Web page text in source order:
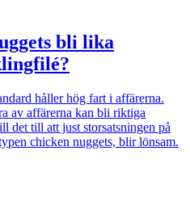
bli lika
håller hög fart i affärerna.
av affärerna kan bli riktiga
det till att just storsatsningen på
chicken nuggets, blir lönsam.